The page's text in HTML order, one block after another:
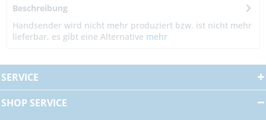
Beschreibung
Handsender wird nicht mehr produziert bzw. ist nicht mehr
lieferbar, es gibt eine Alternative mehr
SERVICE
SHOP SERVICE